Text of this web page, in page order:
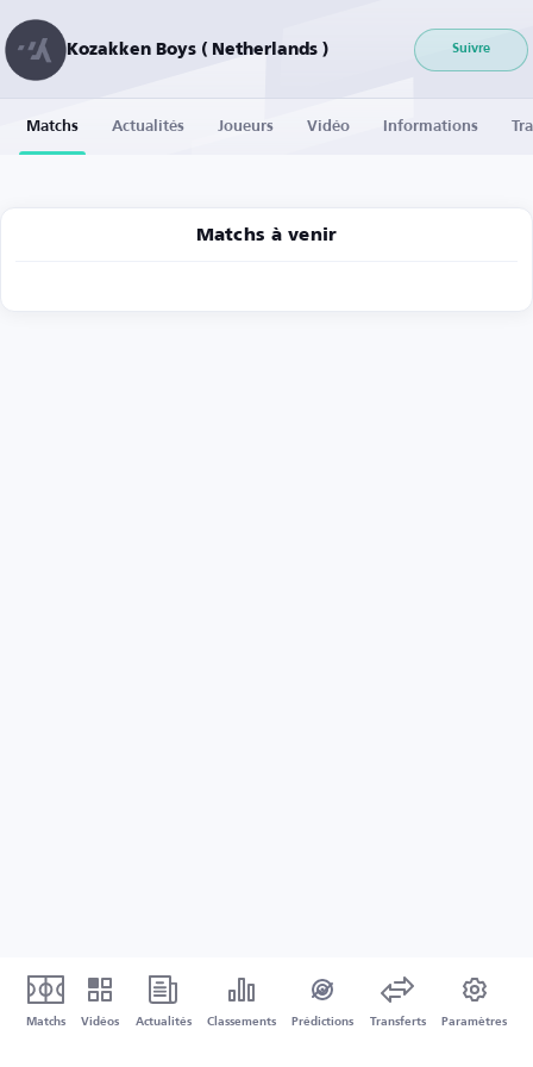
Kozakken Boys ( Netherlands ) Suivre
Matchs Actualités Joueurs Vidéo Informations
Matchs à venir
Matchs Vidéos Actualités Classements Prédictions Transferts Paramètres